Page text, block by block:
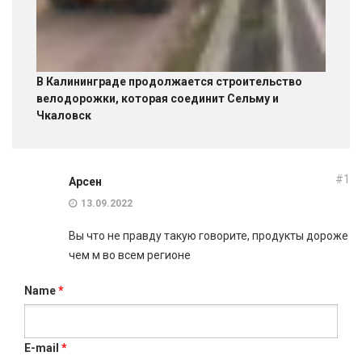
В Калининграде продолжается строительство
велодорожки, которая соединит Сельму и
Чкаловск
Арсен #1
13.09.2022
Вы что не правду такую говорите, продукты дороже
чем м во всем регионе
Name*
E-mail *